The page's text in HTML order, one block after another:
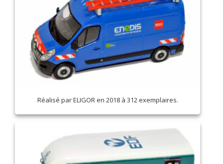
Réalisé par ELIGOR en 2018 à 312 exemplaires.